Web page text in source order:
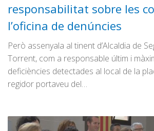
responsabilitat sobre les
l’oficina de denúncies
Però assenyala al tinent d’Alcaldia de
Torrent, com a responsable últim i
deficiències detectades al local de la
regidor portaveu del…